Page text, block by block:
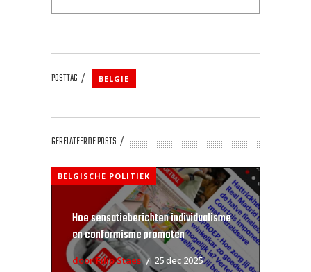
POSTTAG BELGIE
GERELATEERDE POSTS
BELGISCHE POLITIEK
Hoe sensatieberichten individualisme
en conformisme promoten
door Filip Staes 25 dec 2025